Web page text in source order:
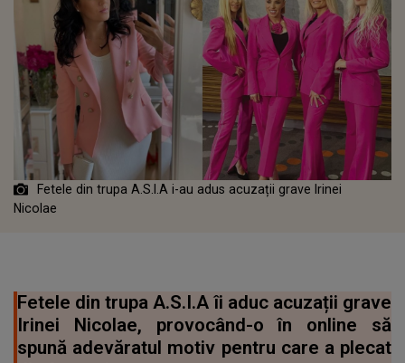
Fetele din trupa A.S.I.A i-au adus acuzații grave Irinei
Nicolae
Fetele din trupa A.S.I.A îi aduc acuzații grave
Irinei Nicolae, provocând-o în online să
spună adevăratul motiv pentru care a plecat